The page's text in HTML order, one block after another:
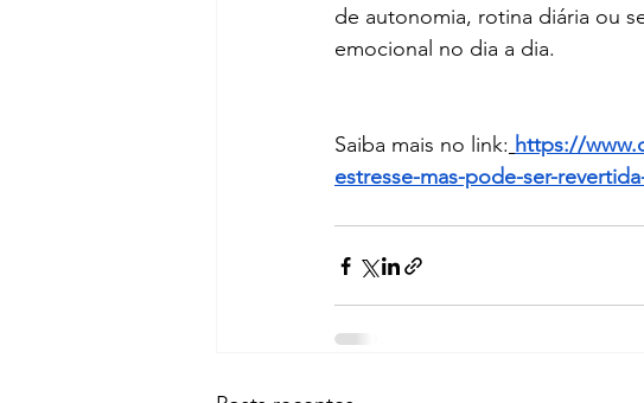
de autonomia, rotina diária ou
emocional no dia a dia.
Saiba mais no link: https://
estresse-mas-pode-ser-